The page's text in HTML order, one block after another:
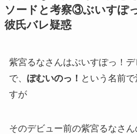
ソードと考察③ぶいすぽ
彼氏バレ疑惑
紫宮るなさんはぶいすぽっ！
で、 ぽむいのっ！ という名前
すが
そのデビュー前の紫宮るなさ